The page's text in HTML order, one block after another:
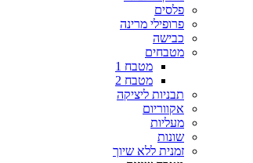
פלסים
פרופילי מרינה
כבישה
מטבחים
מטבח 1
מטבח 2
תבניות ליציקה
אקווריום
מעליות
שונות
זמנית ללא שיוך